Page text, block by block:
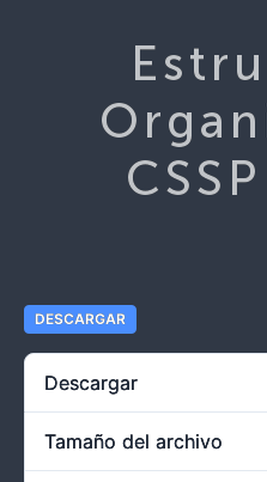
DESCARGAR
Descargar
Tamaño del archivo